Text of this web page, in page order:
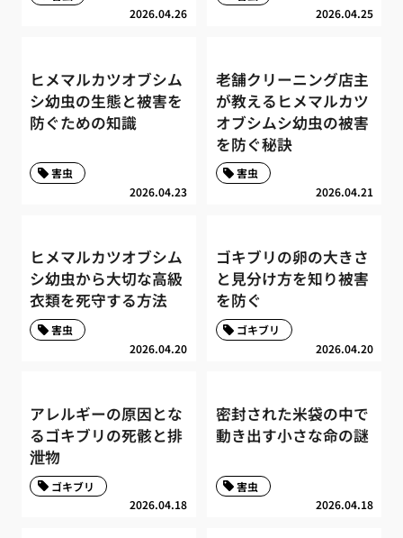
2026.04.26 2026.04.25
ヒメマルカツオブシム
シ幼虫の生態と被害を
防ぐための知識
2026.04.23
害虫
老舗クリーニング店主
が教えるヒメマルカツ
オブシムシ幼虫の被害
を防ぐ秘訣
2026.04.21
害虫
ヒメマルカツオブシム
シ幼虫から大切な高級
衣類を死守する方法
2026.04.20
害虫
ゴキブリの卵の大きさ
と見分け方を知り被害
を防ぐ
2026.04.20
ゴキブリ
アレルギーの原因とな
るゴキブリの死骸と排
泄物
2026.04.18
ゴキブリ
密封された米袋の中で
動き出す小さな命の謎
2026.04.18
害虫